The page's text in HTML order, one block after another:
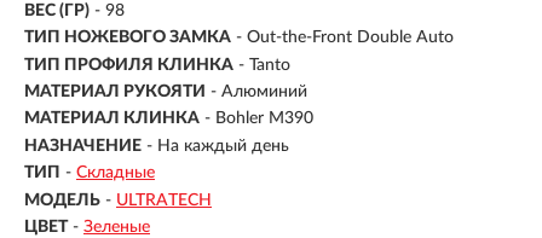
ВЕС (ГР) - 98
ТИП НОЖЕВОГО ЗАМКА - Out-the-Front Double Auto
ТИП ПРОФИЛЯ КЛИНКА - Tanto
МАТЕРИАЛ РУКОЯТИ - Алюминий
МАТЕРИАЛ КЛИНКА - Bohler M390
НАЗНАЧЕНИЕ - На каждый день
ТИП - Складные
МОДЕЛЬ - ULTRATECH
ЦВЕТ - Зеленые